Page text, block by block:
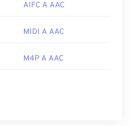
AIFC A AAC
MIDI A AAC
M4P A AAC